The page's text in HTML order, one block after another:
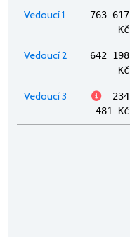
Vedoucí 1
763 617
Kč
Vedoucí 2
642 198
Kč
Vedoucí 3
234
481 Kč